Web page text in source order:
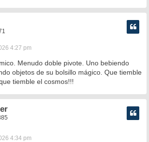
4:27 pm
Menudo doble pivote. Uno bebiendo
objetos de su bolsillo mágico. Que tiemble
tiemble el cosmos!!!
4:34 pm